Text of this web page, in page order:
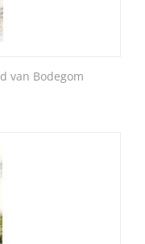
van Bodegom